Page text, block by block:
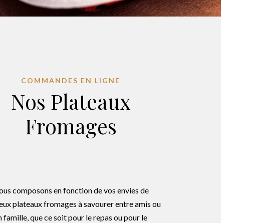
COMMANDES EN LIGNE
Nos Plateaux
Fromages
composons en fonction de vos envies de
plateaux fromages à savourer entre amis ou
famille, que ce soit pour le repas ou pour le